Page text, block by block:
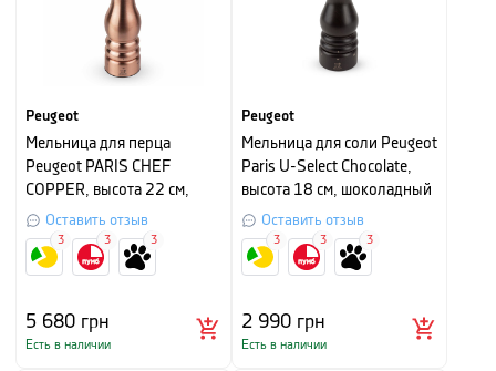
Peugeot
Мельница для перца
Peugeot PARIS CHEF
COPPER, высота 22 см,
медный
Оставить отзыв
5 680 грн
Есть в наличии
3 3 3
Peugeot
Мельница для соли Peugeot
Paris U-Select Chocolate,
высота 18 см, шоколадный
Оставить отзыв
2 990 грн
Есть в наличии
3 3 3